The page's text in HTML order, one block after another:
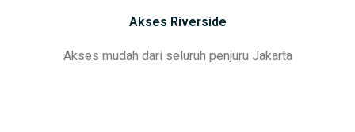
Akses Riverside
Akses mudah dari seluruh penjuru Jakarta